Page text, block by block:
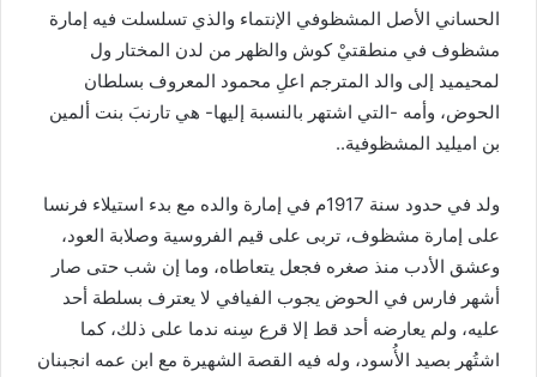
الحساني الأصل المشظوفي الإنتماء والذي تسلسلت فيه إمارة
مشظوف في منطقتيْ كوش والظهر من لدن المختار ول
لمحيميد إلى والد المترجم اعلِ محمود المعروف بسلطان
الحوض، وأمه -التي اشتهر بالنسبة إليها- هي تارنبَ بنت ألمين
بن اميليد المشظوفية..
ولد في حدود سنة 1917م في إمارة والده مع بدء استيلاء فرنسا
على إمارة مشظوف، تربى على قيم الفروسية وصلابة العود،
وعشق الأدب منذ صغره فجعل يتعاطاه، وما إن شب حتى صار
أشهر فارس في الحوض يجوب الفيافي لا يعترف بسلطة أحد
عليه، ولم يعارضه أحد قط إلا قرع سِنه ندما على ذلك، كما
اشتُهر بصيد الأُسود، وله فيه القصة الشهيرة مع ابن عمه انجبنان